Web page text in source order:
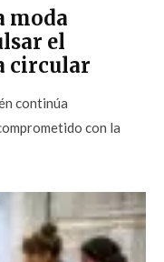
moda
el
circular
continúa
con la